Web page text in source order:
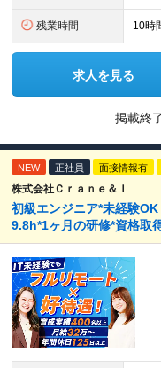
残業時間 10時
求人を見る
掲載終
NEW 正社員 面接情報有
株式会社Ｃｒａｎｅ＆Ｉ
初級エンジニア*未経験
9.8h*1ヶ月の研修*資格取